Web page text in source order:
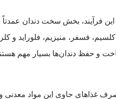
این فرآیند، بخش سخت دندان عمدتاً
و حفظ دندان‌ها بسیار مهم
غذاهای حاوی این مواد معدنی